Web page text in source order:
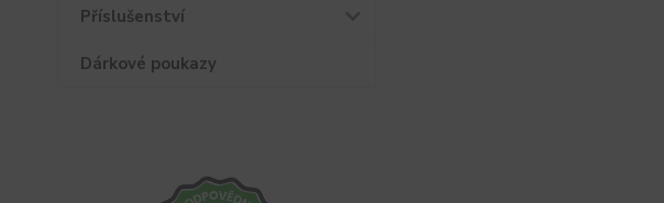
Příslušenství
Dárkové poukazy